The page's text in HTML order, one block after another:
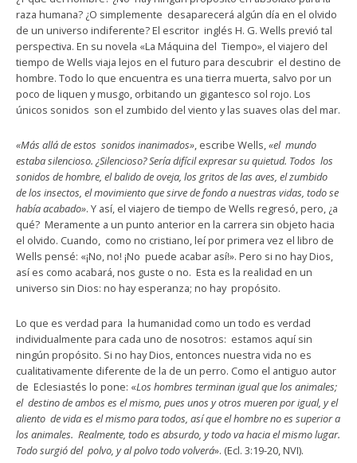
raza humana? ¿O simplemente desaparecerá algún día en el olvido
de un universo indiferente? El escritor inglés H. G. Wells previó tal
perspectiva. En su novela «La Máquina del Tiempo», el viajero del
tiempo de Wells viaja lejos en el futuro para descubrir el destino de
hombre. Todo lo que encuentra es una tierra muerta, salvo por un
poco de liquen y musgo, orbitando un gigantesco sol rojo. Los
únicos sonidos son el zumbido del viento y las suaves olas del mar.
«Más allá de estos sonidos inanimados», escribe Wells,«el mundo
estaba silencioso. ¿Silencioso? Sería difícil expresar su quietud. Todos los
sonidos de hombre, el balido de oveja, los gritos de las aves, el zumbido
de los insectos, el movimiento que sirve de fondo a nuestras vidas, todo se
había acabado». Y así, el viajero de tiempo de Wells regresó, pero, ¿a
qué? Meramente a un punto anterior en la carrera sin objeto hacia
el olvido. Cuando, como no cristiano, leí por primera vez el libro de
Wells pensé: «¡No, no! ¡No puede acabar así!». Pero si no hay Dios,
así es como acabará, nos guste o no. Esta es la realidad en un
universo sin Dios: no hay esperanza; no hay propósito.
Lo que es verdad para la humanidad como un todo es verdad
individualmente para cada uno de nosotros: estamos aquí sin
ningún propósito. Si no hay Dios, entonces nuestra vida no es
cualitativamente diferente de la de un perro. Como el antiguo autor
de Eclesiastés lo pone: «Los hombres terminan igual que los animales;
el destino de ambos es el mismo, pues unos y otros mueren por igual, y el
aliento de vida es el mismo para todos, así que el hombre no es superior a
los animales. Realmente, todo es absurdo, y todo va hacia el mismo lugar.
Todo surgió del polvo, y al polvo todo volverá». (Ecl. 3:19-20, NVI).